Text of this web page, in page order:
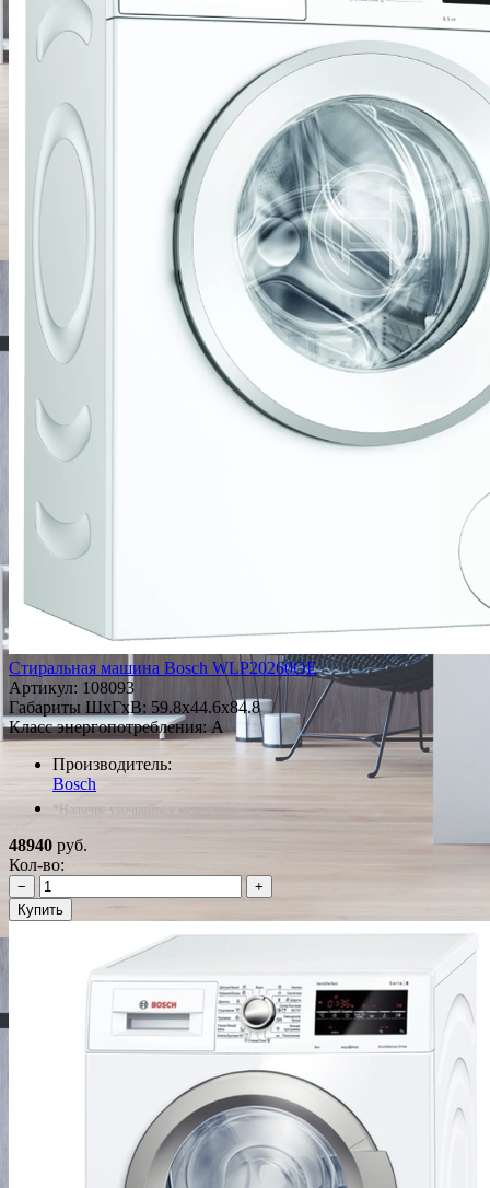
Стиральная машина Bosch WLP20260OE
Артикул: 108093
Габариты ШxГxВ: 59.8x44.6x84.8
Класс энергопотребления: A
Производитель:
Bosch
*Наличие уточняйте у менеджера
48940 руб.
Кол-во:
−
+
Купить